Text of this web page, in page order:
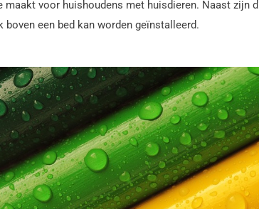
maakt voor huishoudens met huisdieren. Naast zijn
een bed kan worden geïnstalleerd.